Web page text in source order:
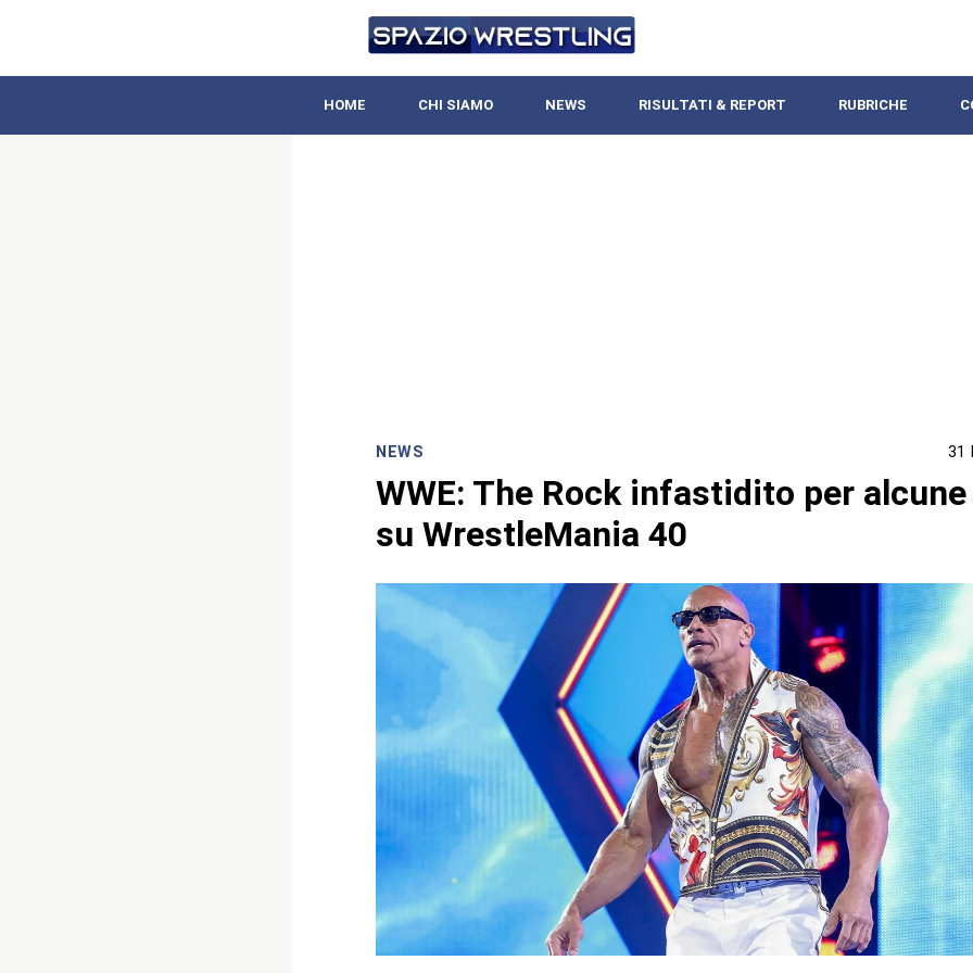
HOME CHI SIAMO NEWS RISULTATI & REPORT RUBRICHE
NEWS 31
WWE: The Rock infastidito per
su WrestleMania 40